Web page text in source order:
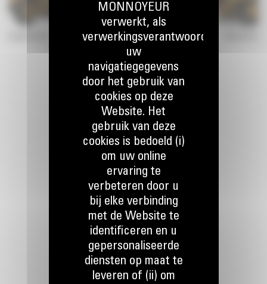
Off-Highway trucks
HOUD CONTACT
078 157 767
MONNOYEUR
verwerkt, als
verwerkingsverantwoordelijke,
uw
navigatiegegevens
door het gebruik van
cookies op deze
Website. Het
gebruik van deze
cookies is bedoeld (i)
om uw online
ervaring te
verbeteren door u
bij elke verbinding
met de Website te
identificeren en u
gepersonaliseerde
diensten op maat te
leveren of (ii) om